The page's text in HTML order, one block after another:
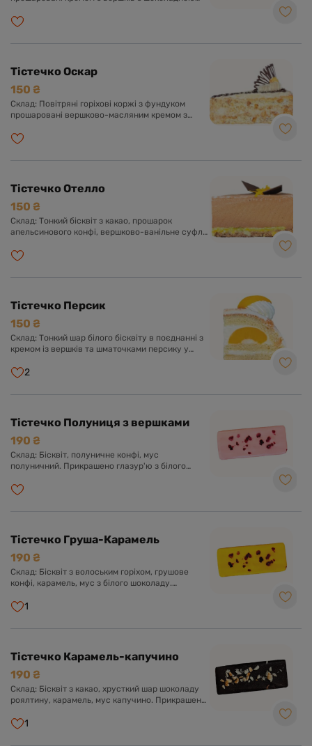
кокосовою стружкою.
Тістечко Оскар
150 ₴
Склад: Повітряні горіхові коржі з фундуком
прошаровані вершково-масляним кремом з
Оформлено кремом, шоколадною глазур'ю та
Тістечко Отелло
150 ₴
Склад: Тонкий бісквіт з какао, прошарок
апельсинового конфі, вершково-ванільне суфле
шоколадною глазур'ю.
Тістечко Персик
150 ₴
Склад: Тонкий шар білого бісквіту в поєднанні з
кремом із вершків та шматочками персику у
2
Тістечко Полуниця з вершками
190 ₴
Склад: Бісквіт, полуничне конфі, мус
полуничний. Прикрашено глазур'ю з білого
Тістечко Груша-Карамель
190 ₴
Склад: Бісквіт з волоським горіхом, грушове
конфі, карамель, мус з білого шоколаду.
1
Тістечко Карамель-капучино
190 ₴
Склад: Бісквіт з какао, хрусткий шар шоколаду
роялтину, карамель, мус капучино. Прикрашено
1